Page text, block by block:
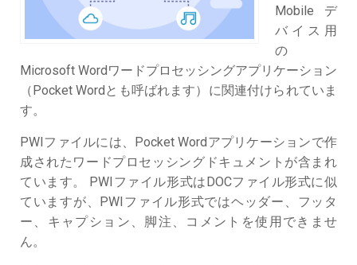
Mobileデ
バイス用
の
Microsoft Wordワードプロセッシングアプリケーション
（Pocket Wordとも呼ばれます）に関連付けられていま
す。
PWIファイルには、Pocket Wordアプリケーションで作
成されたワードプロセッシングドキュメントが含まれ
ています。 PWIファイル形式はDOCファイル形式に似
ていますが、PWIファイル形式ではヘッダー、フッタ
ー、キャプション、脚注、コメントを使用できませ
ん。